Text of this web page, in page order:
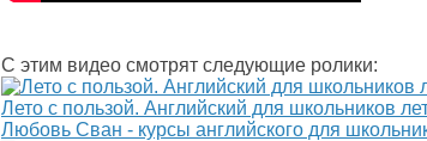
С этим видео смотрят следующие ролики:
Лето с пользой. Английский для школьников
Любовь Сван - курсы английского для